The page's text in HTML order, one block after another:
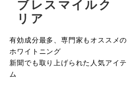
ブレスマイルク
リア
有効成分最多、専門家もオススメの
ホワイトニング
新聞でも取り上げられた人気アイテ
ム